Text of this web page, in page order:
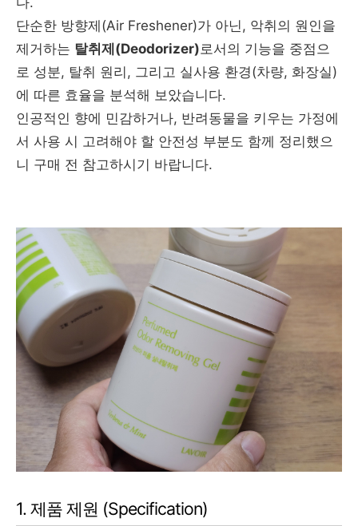
단순한 방향제(Air Freshener)가 아닌, 악취의 원인을
제거하는 탈취제(Deodorizer)로서의 기능을 중점으
로 성분, 탈취 원리, 그리고 실사용 환경(차량, 화장실)
에 따른 효율을 분석해 보았습니다.
인공적인 향에 민감하거나, 반려동물을 키우는 가정에
서 사용 시 고려해야 할 안전성 부분도 함께 정리했으
니 구매 전 참고하시기 바랍니다.
1. 제품 제원 (Specification)